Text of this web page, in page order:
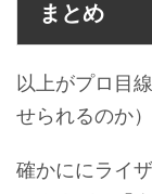
まとめ
以上がプロ目
せられるのか
確かににライ